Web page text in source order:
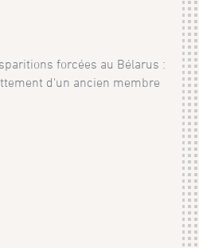
forcées au Bélarus :
d'un ancien membre